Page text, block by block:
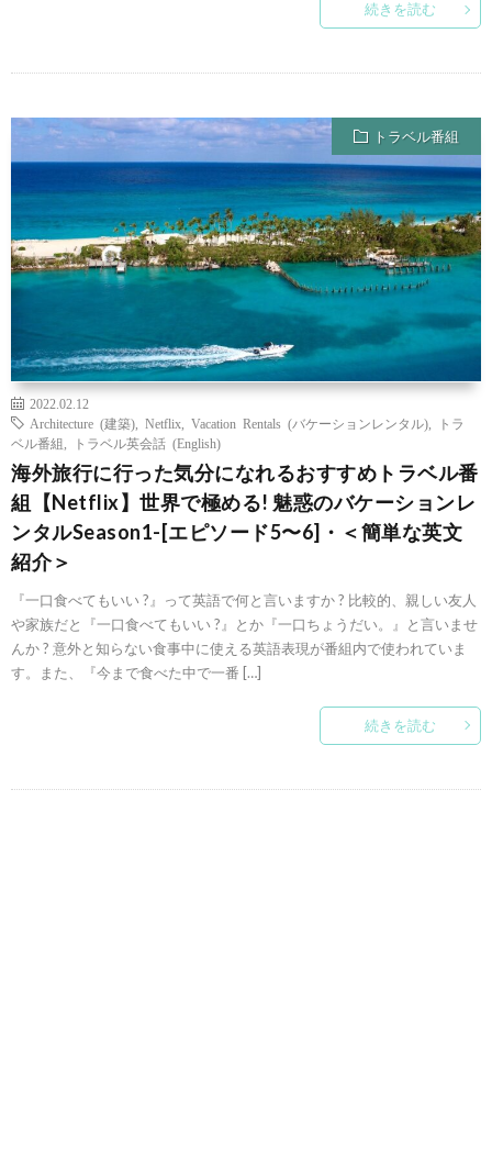
続きを読む
トラベル番組
2022.02.12
Architecture (建築)
Netflix Vacation Rentals (バケーションレンタル)
トラ
ベル番組
トラベル英会話 (English)
海外旅行に行った気分になれるおすすめトラベル番
組【Netflix】世界で極める! 魅惑のバケーションレ
ンタルSeason1-[エピソード5〜6]・＜簡単な英文
紹介＞
『一口食べてもいい ?』って英語で何と言いますか ? 比較的、親しい友人
や家族だと『一口食べてもいい ?』とか『一口ちょうだい。』と言いませ
んか ? 意外と知らない食事中に使える英語表現が番組内で使われていま
す。また、『今まで食べた中で一番 […]
続きを読む